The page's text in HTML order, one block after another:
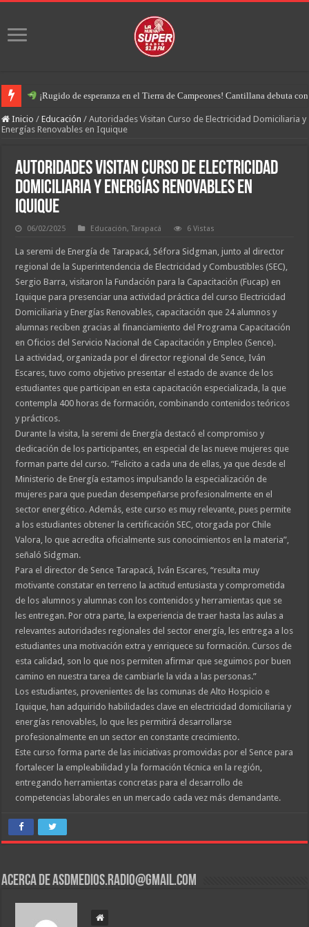
¡Rugido de esperanza en el Tierra de Campeones! Cantillana debuta
Inicio / Educación / Autoridades Visitan Curso de Electricidad Domiciliaria y
Energías Renovables en Iquique
Autoridades Visitan Curso de Electricidad
Domiciliaria y Energías Renovables en
Iquique
06/02/2025 Educación,Tarapacá 6 Vistas
La seremi de Energía de Tarapacá, Séfora Sidgman, junto al director
regional de la Superintendencia de Electricidad y Combustibles (SEC),
Sergio Barra, visitaron la Fundación para la Capacitación (Fucap) en
Iquique para presenciar una actividad práctica del curso Electricidad
Domiciliaria y Energías Renovables, capacitación que 24 alumnos y
alumnas reciben gracias al financiamiento del Programa Capacitación
en Oficios del Servicio Nacional de Capacitación y Empleo (Sence).
La actividad, organizada por el director regional de Sence, Iván
Escares, tuvo como objetivo presentar el estado de avance de los
estudiantes que participan en esta capacitación especializada, la que
contempla 400 horas de formación, combinando contenidos teóricos
y prácticos.
Durante la visita, la seremi de Energía destacó el compromiso y
dedicación de los participantes, en especial de las nueve mujeres que
forman parte del curso. “Felicito a cada una de ellas, ya que desde el
Ministerio de Energía estamos impulsando la especialización de
mujeres para que puedan desempeñarse profesionalmente en el
sector energético. Además, este curso es muy relevante, pues permite
a los estudiantes obtener la certificación SEC, otorgada por Chile
Valora, lo que acredita oficialmente sus conocimientos en la materia”,
señaló Sidgman.
Para el director de Sence Tarapacá, Iván Escares, “resulta muy
motivante constatar en terreno la actitud entusiasta y comprometida
de los alumnos y alumnas con los contenidos y herramientas que se
les entregan. Por otra parte, la experiencia de traer hasta las aulas a
relevantes autoridades regionales del sector energía, les entrega a los
estudiantes una motivación extra y enriquece su formación. Cursos de
esta calidad, son lo que nos permiten afirmar que seguimos por buen
camino en nuestra tarea de cambiarle la vida a las personas.”
Los estudiantes, provenientes de las comunas de Alto Hospicio e
Iquique, han adquirido habilidades clave en electricidad domiciliaria y
energías renovables, lo que les permitirá desarrollarse
profesionalmente en un sector en constante crecimiento.
Este curso forma parte de las iniciativas promovidas por el Sence para
fortalecer la empleabilidad y la formación técnica en la región,
entregando herramientas concretas para el desarrollo de
competencias laborales en un mercado cada vez más demandante.
Acerca de asdmedios.radio@gmail.com